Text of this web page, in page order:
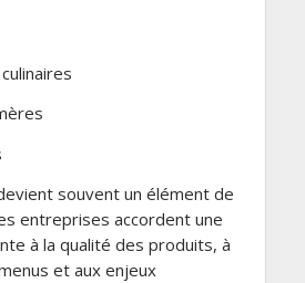
souvent un élément de
entreprises accordent une
à la qualité des produits, à
et aux enjeux